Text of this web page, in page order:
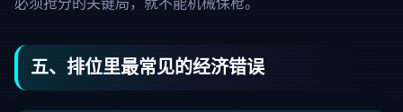
五、排位里最常见的经济错误